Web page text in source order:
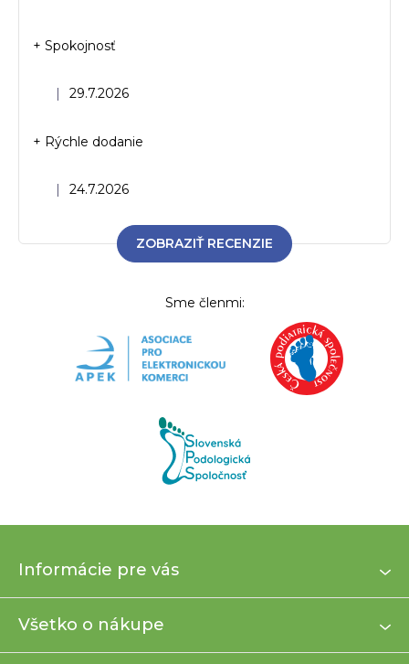
Hodnotenie obchodu je 5 z 5 hviezdičiek.
| 29.7.2026
+ Spokojnosť
Hodnotenie obchodu je 5 z 5 hviezdičiek.
| 24.7.2026
+ Rýchle dodanie
ZOBRAZIŤ RECENZIE
Sme členmi:
p
t
Informácie pre vás
Všetko o nákupe